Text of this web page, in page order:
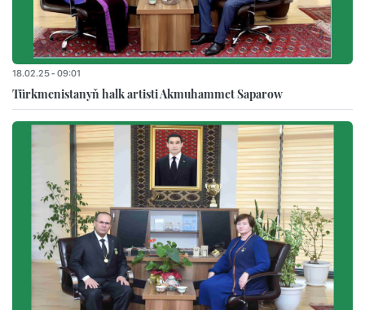
18.02.25 - 09:01
Türkmenistanyň halk artisti Akmuhammet Saparow